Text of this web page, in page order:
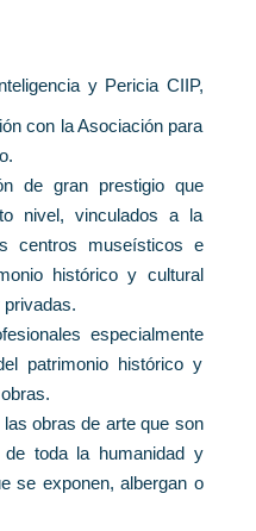
y Pericia CIIP,
con la Asociación para
de gran prestigio que
nivel, vinculados a la
centros museísticos e
histórico y cultural
privadas.
especialmente
patrimonio histórico y
obras de arte que son
toda la humanidad y
se exponen, albergan o